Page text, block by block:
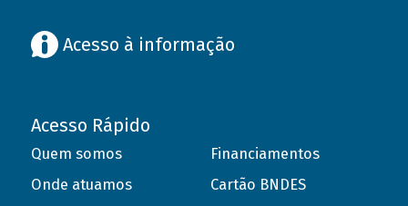
Acesso à informação
Acesso Rápido
Quem somos
Onde atuamos
Financiamentos
Cartão BNDES